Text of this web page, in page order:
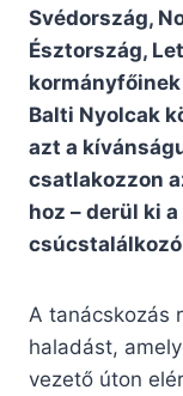
Svédország,
Észtország,
Balti Nyolcak
azt a
csatlakozzon
hoz – derül ki
A tanácskozás
haladást,
vezető úton